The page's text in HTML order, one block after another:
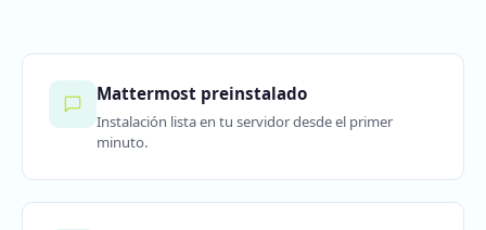
Mattermost preinstalado
Instalación lista en tu servidor desde el primer
minuto.